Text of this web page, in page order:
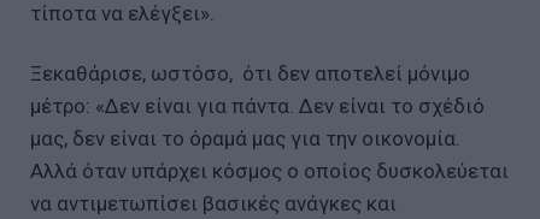
τίποτα να ελέγξει».
Ξεκαθάρισε, ωστόσο, ότι δεν αποτελεί μόνιμο
μέτρο: «Δεν είναι για πάντα. Δεν είναι το σχέδιό
μας, δεν είναι το όραμά μας για την οικονομία.
Αλλά όταν υπάρχει κόσμος ο οποίος δυσκολεύεται
να αντιμετωπίσει βασικές ανάγκες και